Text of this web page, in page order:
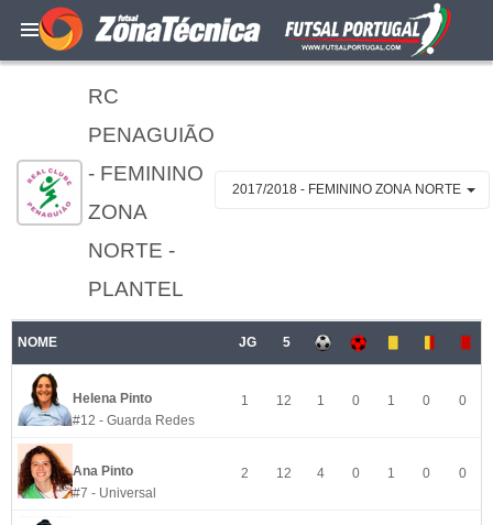
RC
PENAGUIÃO
- FEMININO
ZONA
NORTE -
PLANTEL
2017/2018 - FEMININO ZONA NORTE
NOME JG 5
Helena Pinto
#12 - Guarda Redes
1 12 1 0 1 0 0
Ana Pinto
#7 - Universal
2 12 4 0 1 0 0